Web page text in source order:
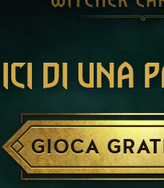
DI UNA
GIOCA